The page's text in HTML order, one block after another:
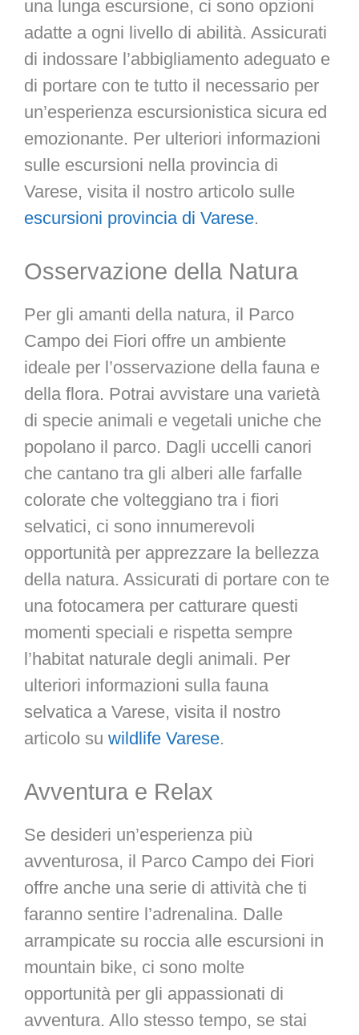
una lunga escursione, ci sono opzioni
adatte a ogni livello di abilità. Assicurati
di indossare l’abbigliamento adeguato e
di portare con te tutto il necessario per
un’esperienza escursionistica sicura ed
emozionante. Per ulteriori informazioni
sulle escursioni nella provincia di
Varese, visita il nostro articolo sulle
escursioni provincia di Varese.
Osservazione della Natura
Per gli amanti della natura, il Parco
Campo dei Fiori offre un ambiente
ideale per l’osservazione della fauna e
della flora. Potrai avvistare una varietà
di specie animali e vegetali uniche che
popolano il parco. Dagli uccelli canori
che cantano tra gli alberi alle farfalle
colorate che volteggiano tra i fiori
selvatici, ci sono innumerevoli
opportunità per apprezzare la bellezza
della natura. Assicurati di portare con te
una fotocamera per catturare questi
momenti speciali e rispetta sempre
l’habitat naturale degli animali. Per
ulteriori informazioni sulla fauna
selvatica a Varese, visita il nostro
articolo su wildlife Varese.
Avventura e Relax
Se desideri un’esperienza più
avventurosa, il Parco Campo dei Fiori
offre anche una serie di attività che ti
faranno sentire l’adrenalina. Dalle
arrampicate su roccia alle escursioni in
mountain bike, ci sono molte
opportunità per gli appassionati di
avventura. Allo stesso tempo, se stai